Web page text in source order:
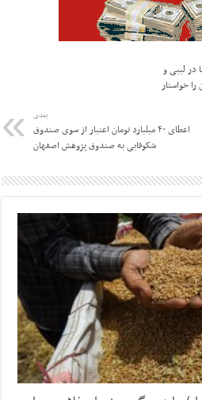
در لیبی و
خواستار
بعدی
اعطای ۴۰ میلیارد تومان اعتبار از سوی صندوق
شکوفایی به صندوق پژوهش اصفهان